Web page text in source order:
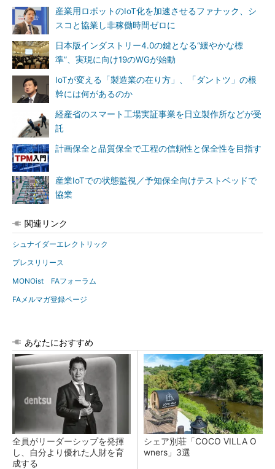
産業用ロボットのIoT化を加速させるファナック、シ
スコと協業し非稼働時間ゼロに
日本版インダストリー4.0の鍵となる“緩やかな標
準”、実現に向け19のWGが始動
IoTが変える「製造業の在り方」、「ダントツ」の根
幹には何があるのか
経産省のスマート工場実証事業を日立製作所などが受
託
計画保全と品質保全で工程の信頼性と保全性を目指す
産業IoTでの状態監視／予知保全向けテストベッドで
協業
関連リンク
シュナイダーエレクトリック
プレスリリース
MONOist FAフォーラム
FAメルマガ登録ページ
あなたにおすすめ
全員がリーダーシップを発揮
し、自分より優れた人財を育
成する
シェア別荘「COCO VILLA O
wners」3選